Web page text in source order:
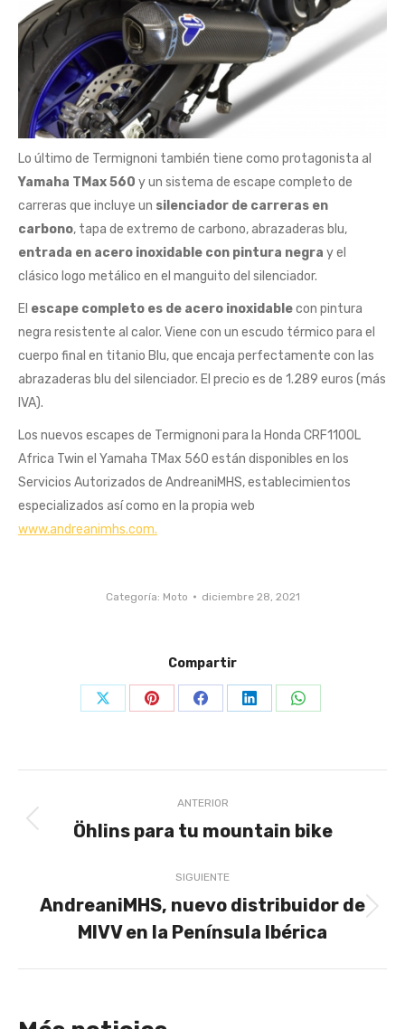
Lo último de Termignoni también tiene como protagonista al
Yamaha TMax 560 y un sistema de escape completo de
carreras que incluye un silenciador de carreras en
carbono, tapa de extremo de carbono, abrazaderas blu,
entrada en acero inoxidable con pintura negra y el
clásico logo metálico en el manguito del silenciador.
El escape completo es de acero inoxidablecon pintura
negra resistente al calor. Viene con un escudo térmico para el
cuerpo final en titanio Blu, que encaja perfectamente con las
abrazaderas blu del silenciador. El precio es de 1.289 euros (más
IVA).
Los nuevos escapes de Termignoni para la Honda CRF1100L
Africa Twin el Yamaha TMax 560 están disponibles en los
Servicios Autorizados de AndreaniMHS, establecimientos
especializados así como en la propia web
www.andreanimhs.com.
Categoría: Moto diciembre 28, 2021
Compartir
Share Share Share Share Share
entre
ANTERIOR
Publicación
Öhlins para tu mountain bike
SIGUIENTE
siguiente:
AndreaniMHS, nuevo distribuidor de
MIVV en la Península Ibérica